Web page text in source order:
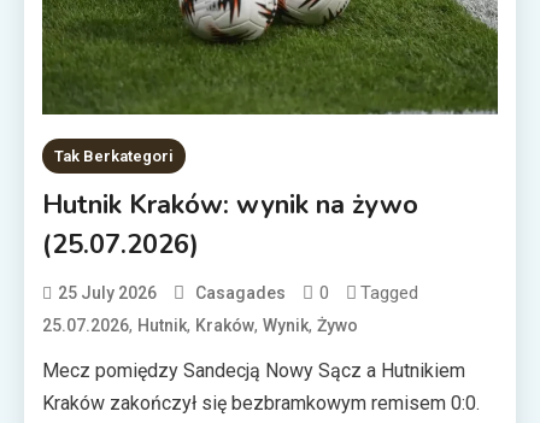
Tak Berkategori
Hutnik Kraków: wynik na żywo
(25.07.2026)
25 July 2026 Casagades 0 Tagged
25.07.2026, Hutnik, Kraków,Wynik,Żywo
Mecz pomiędzy Sandecją Nowy Sącz a Hutnikiem
Kraków zakończył się bezbramkowym remisem 0:0.